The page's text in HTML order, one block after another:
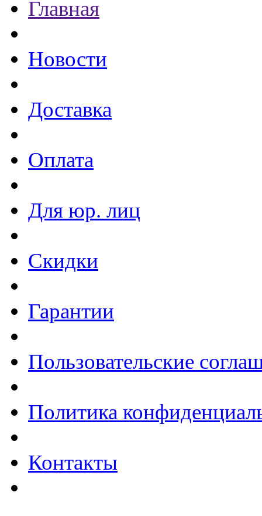
Главная
Новости
Доставка
Оплата
Для юр. лиц
Скидки
Гарантии
Пользовательские
Политика
Контакты